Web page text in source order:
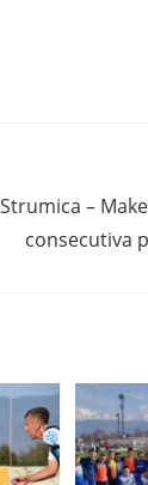
–
consecutiva